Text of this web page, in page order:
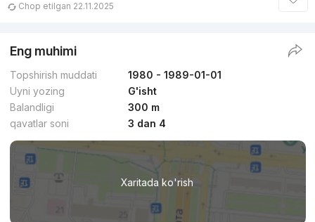
Chop etilgan 22.11.2025
Eng muhimi
Topshirish muddati
1980 - 1989-01-01
Uyni yozing
G'isht
Balandligi
300 m
qavatlar soni
3 dan 4
Xaritada ko'rish